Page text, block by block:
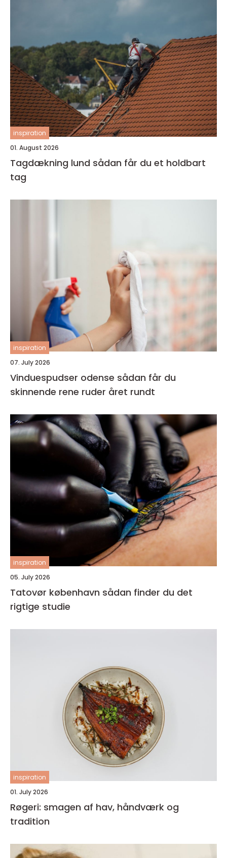
inspiration
01. August 2026
Tagdækning lund sådan får du et holdbart
tag
inspiration
07. July 2026
Vinduespudser odense sådan får du
skinnende rene ruder året rundt
inspiration
05. July 2026
Tatovør københavn sådan finder du det
rigtige studie
inspiration
01. July 2026
Røgeri: smagen af hav, håndværk og
tradition